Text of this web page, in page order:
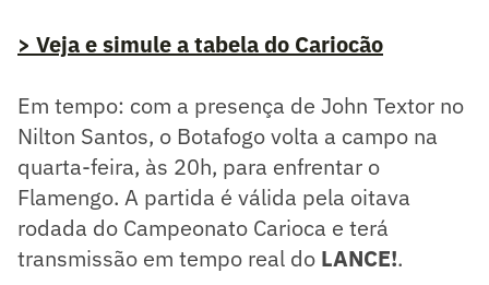
> Veja e simule a tabela do Cariocão
Em tempo: com a presença de John Textor no
Nilton Santos, o Botafogo volta a campo na
quarta-feira, às 20h, para enfrentar o
Flamengo. A partida é válida pela oitava
rodada do Campeonato Carioca e terá
transmissão em tempo real do LANCE!.